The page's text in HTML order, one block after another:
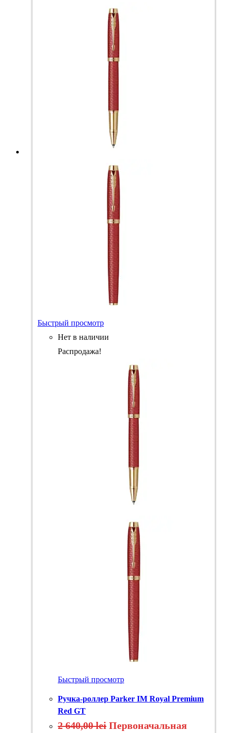
Быстрый просмотр
Нет в наличии
Распродажа!
Быстрый просмотр
Ручка-роллер Parker IM Royal Premium
Red GT
2 640,00lei Первоначальная